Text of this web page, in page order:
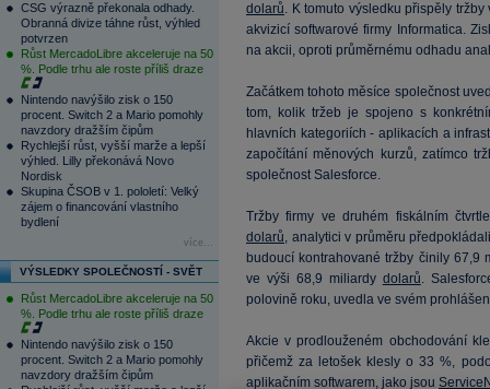
CSG výrazně překonala odhady.
Obranná divize táhne růst, výhled
potvrzen
Růst MercadoLibre akceleruje na 50
%. Podle trhu ale roste příliš draze
Nintendo navýšilo zisk o 150
procent. Switch 2 a Mario pomohly
navzdory dražším čipům
Rychlejší růst, vyšší marže a lepší
výhled. Lilly překonává Novo
Nordisk
Skupina ČSOB v 1. pololetí: Velký
zájem o financování vlastního
bydlení
více...
VÝSLEDKY SPOLEČNOSTÍ - SVĚT
Růst MercadoLibre akceleruje na 50
%. Podle trhu ale roste příliš draze
Nintendo navýšilo zisk o 150
procent. Switch 2 a Mario pomohly
navzdory dražším čipům
dolarů. K tomuto výsledku přispěly
akvizicí softwarové firmy Informatica.
na akcii, oproti průměrnému odhadu
Začátkem tohoto měsíce společnost
tom, kolik tržeb je spojeno s
hlavních kategoriích - aplikacích a
započítání měnových kurzů, zatímco
společnost Salesforce.
Tržby firmy ve druhém fiskálním
dolarů, analytici v průměru
budoucí kontrahované tržby činily 67,9
ve výši 68,9 miliardy dolarů.
polovině roku, uvedla ve svém
Akcie v prodlouženém obchodování
přičemž za letošek klesly o 33 %,
aplikačním softwarem, jako jsou